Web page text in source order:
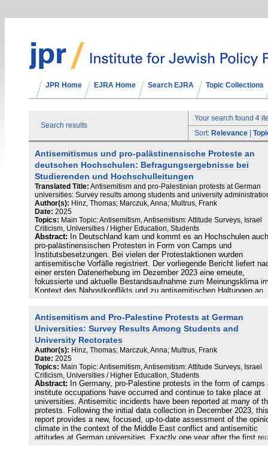
JPR Home EJRA Home Search EJRA Topic Collections
Search results
Your search found 4
Sort: Relevance
Antisemitismus und pro-palästinensische Proteste an
deutschen Hochschulen: Befragungsergebnisse bei
Studierenden und Hochschulleitungen
Translated Title: Antisemitism and pro-Palestinian protests at German
universities: Survey results among students and university
Author(s): Hinz, Thomas; Marczuk, Anna; Multrus, Frank
Date: 2025
Topics: Main Topic: Antisemitism, Antisemitism: Attitude Surveys, Israel
Criticism, Universities / Higher Education, Students
Abstract:
In Deutschland kam und kommt es an Hochschulen
pro-palästinensischen Protesten in Form von Camps und
Institutsbesetzungen. Bei vielen der Protestaktionen wurden
antisemitische Vorfälle registriert. Der vorliegende Bericht liefert
einer ersten Datenerhebung im Dezember 2023 eine erneute,
fokussierte und aktuelle Bestandsaufnahme zum Meinungsklima
Kontext des Nahostkonflikts und zu antisemitischen Haltungen an
Hochschulforschung zusammengefasst: Erstens berichten wir auf
Grundlage einer großen Onlinebefragung aus dem Dezember 2024
über 1.800 Studierenden über ihre Einschätzungen zum Konflikt
über antisemitische Tendenzen unter ihnen. Damit schließen wir
an die erwähnte Vorläuferstudie an (Hinz et al., 2024) und können
mögliche Veränderungen im Vergleich zum letzten Jahr
Dabei blicken wir an einigen Stellen auch auf die Einschätzungen
Haltungen der Studierenden im Vergleich zu einer Stichprobe aus
allgemeinen Bevölkerung. Zweitens stellen wir die Ergebnisse einer
zeitgleichen Befragung von Hochschulleitungen zu antisemitischen
Vorfällen und den Reaktionen der Hochschulen darauf dar. An
separaten Onlinebefragung nahmen insgesamt 94
teil, die von der Hochschulrektorenkonferenz (HRK) eingeladen
Antisemitism and Pro-Palestine Protests at German
Universities: Survey Results Among Students and
University Rectorates
Author(s): Hinz, Thomas; Marczuk, Anna; Multrus, Frank
Date: 2025
Topics: Main Topic: Antisemitism, Antisemitism: Attitude Surveys, Israel
Criticism, Universities / Higher Education, Students
Abstract:
In Germany, pro-Palestine protests in the form of camps
institute occupations have occurred and continue to take place at
universities. Antisemitic incidents have been reported at many of
protests. Following the initial data collection in December 2023, this
report provides a new, focused, up-to-date assessment of the
climate in the context of the Middle East conflict and antisemitic
attitudes at German universities. Exactly one year after the first